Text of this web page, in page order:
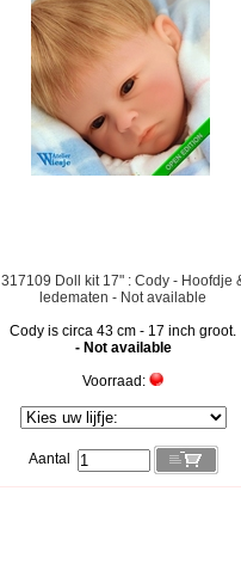
317109 Doll kit 17" : Cody - Hoofdje
ledematen - Not available
Cody is circa 43 cm - 17 inch groot.
- Not available
Voorraad:
Aantal